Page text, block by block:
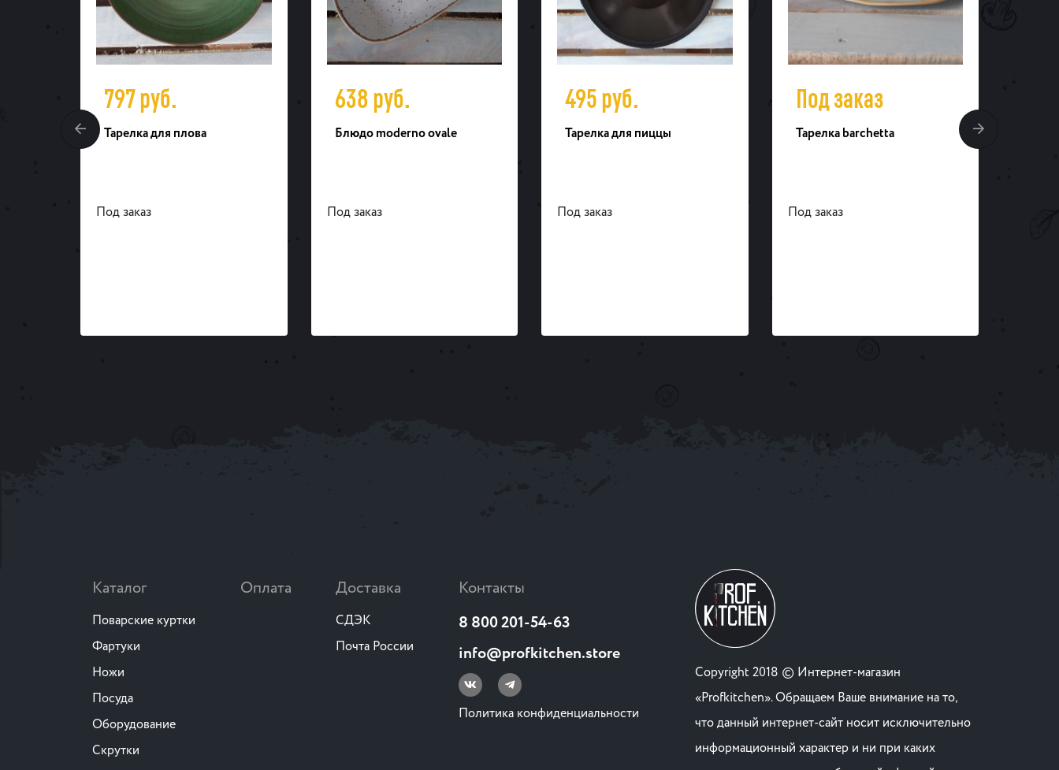
797руб.
Тарелка для плова
Под заказ
638руб.
Блюдо moderno ovale
Под заказ
495руб.
Тарелка для пиццы
Под заказ
Под заказ
Тарелка barchetta
Под заказ
Каталог
Поварские куртки
Фартуки
Ножи
Посуда
Оборудование
Скрутки
Оплата Доставка
СДЭК
Почта России
Контакты
8 800 201-54-63
info@profkitchen.store
Политика конфиденциальности
Copyright 2018 © Интернет-магазин
«Profkitchen». Обращаем Ваше внимание на то,
что данный интернет-сайт носит исключительно
информационный характер и ни при каких